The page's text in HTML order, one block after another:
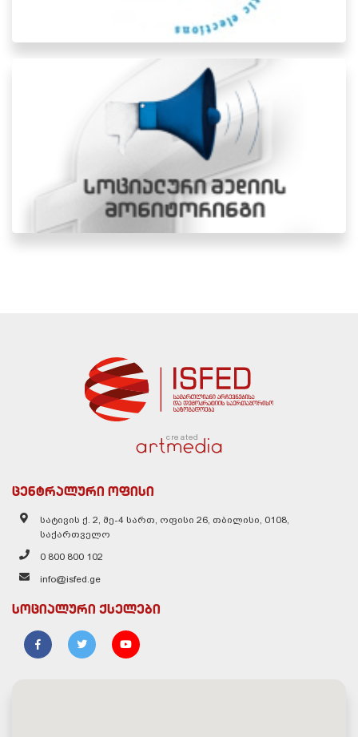
created
ცენტრალური ოფისი
სატივის ქ. 2, მე-4 სართ, ოფისი 26, თბილისი, 0108,
საქართველო
0 800 800 102
info@isfed.ge
სოციალური ქსელები